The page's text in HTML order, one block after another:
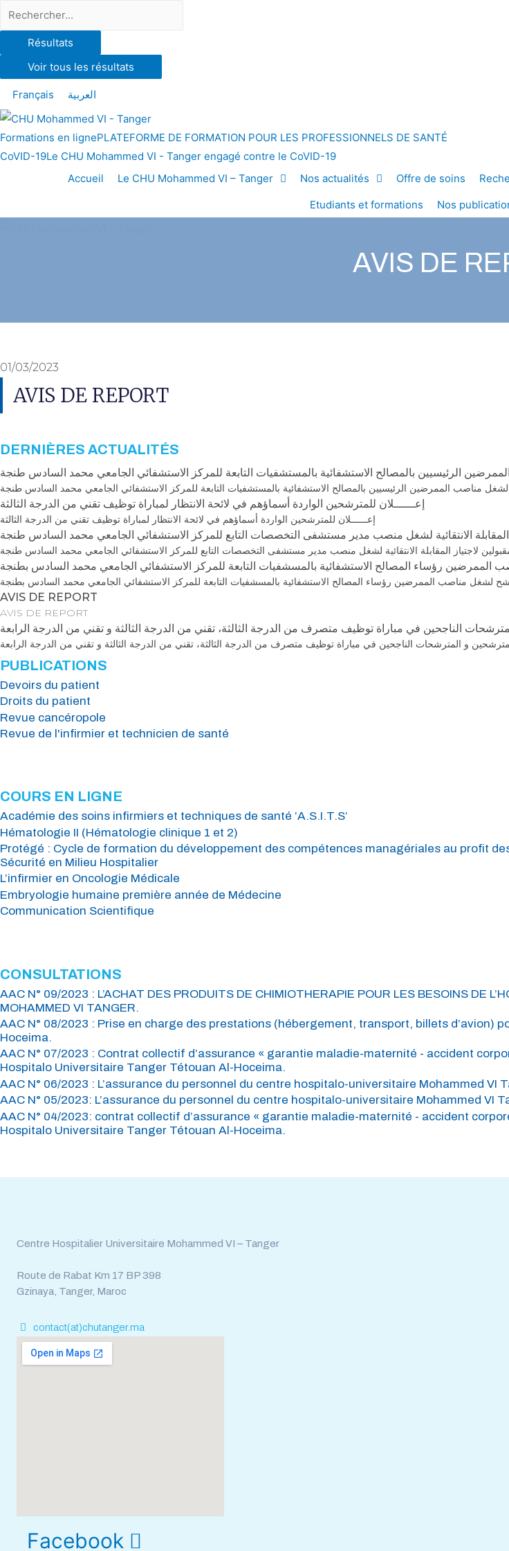
Résultats
Voir tous les résultats
Français العربية
Formations en lignePLATEFORME DE FORMATION POUR LES PROFESSIONNELS DE SANTÉ
CoVID-19Le CHU Mohammed VI - Tanger engagé contre le CoVID-19
Accueil
Le CHU Mohammed VI – Tanger Nos actualités Offre de soins
Etudiants et formations
Nos
AVIS DE
01/03/2023
AVIS DE REPORT
DERNIÈRES ACTUALITÉS
الرئيسيين بالمصالح الاستشفائية بالمستشفيات التابعة للمركز الاستشفائي الجامعي محمد السادس طنجة
مناصب الممرضين الرئيسيين بالمصالح الاستشفائية بالمستشفيات التابعة للمركز الاستشفائي الجامعي محمد السادس طنجة
إعــــــلان للمترشحين الواردة أسماؤهم في لائحة الانتظار لمباراة توظيف تقني من الدرجة الثالثة
إعــــــلان للمترشحين الواردة أسماؤهم في لائحة الانتظار لمباراة توظيف تقني من الدرجة الثالثة
المقابلة الانتقائية لشغل منصب مدير مستشفى التخصصات التابع للمركز الاستشفائي الجامعي محمد السادس طنجة
لاجتياز المقابلة الانتقائية لشغل منصب مدير مستشفى التخصصات التابع للمركز الاستشفائي الجامعي محمد السادس طنجة
الممرضين رؤساء المصالح الاستشفائية بالمسشفيات التابعة للمركز الاستشفائي الجامعي محمد السادس بطنجة
لشغل مناصب الممرضين رؤساء المصالح الاستشفائية بالمسشفيات التابعة للمركز الاستشفائي الجامعي محمد السادس بطنجة
AVIS DE REPORT
AVIS DE REPORT
الناجحين في مباراة توظيف متصرف من الدرجة الثالثة، تقني من الدرجة الثالثة و تقني من الدرجة الرابعة
و المترشحات الناجحين في مباراة توظيف متصرف من الدرجة الثالثة، تقني من الدرجة الثالثة و تقني من الدرجة الرابعة
PUBLICATIONS
Devoirs du patient
Droits du patient
Revue cancéropole
Revue de l'infirmier et technicien de santé
COURS EN LIGNE
Académie des soins infirmiers et techniques de santé ‘A.S.I.T.S’
Hématologie II (Hématologie clinique 1 et 2)
Protégé : Cycle de formation du développement des compétences managériales au profit
Sécurité en Milieu Hospitalier
L’infirmier en Oncologie Médicale
Embryologie humaine première année de Médecine
Communication Scientifique
CONSULTATIONS
AAC N° 09/2023 : L’ACHAT DES PRODUITS DE CHIMIOTHERAPIE POUR LES BESOINS DE
MOHAMMED VI TANGER.
AAC N° 08/2023 : Prise en charge des prestations (hébergement, transport, billets d’avion)
Hoceima.
AAC N° 07/2023 : Contrat collectif d’assurance « garantie maladie-maternité - accident
Hospitalo Universitaire Tanger Tétouan Al-Hoceima.
AAC N° 06/2023 : L’assurance du personnel du centre hospitalo-universitaire Mohammed
AAC N° 05/2023: L’assurance du personnel du centre hospitalo-universitaire Mohammed
AAC N° 04/2023: contrat collectif d’assurance « garantie maladie-maternité - accident
Hospitalo Universitaire Tanger Tétouan Al-Hoceima.
Centre Hospitalier Universitaire Mohammed VI – Tanger
Route de Rabat Km 17 BP 398
Gzinaya, Tanger, Maroc
contact(at)chutanger.ma
Facebook